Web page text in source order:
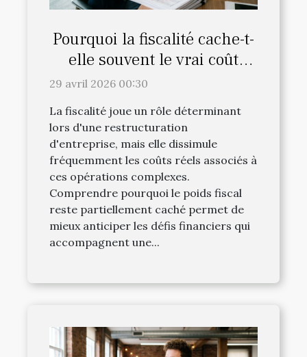
Pourquoi la fiscalité cache-t-
elle souvent le vrai coût
d’une restructuration ?
29 avril 2026 00:30
La fiscalité joue un rôle déterminant
lors d'une restructuration
d'entreprise, mais elle dissimule
fréquemment les coûts réels associés à
ces opérations complexes.
Comprendre pourquoi le poids fiscal
reste partiellement caché permet de
mieux anticiper les défis financiers qui
accompagnent une...